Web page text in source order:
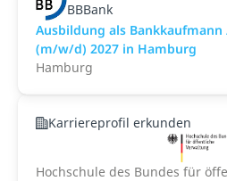
BBBank
Ausbildung als
(m/w/d) 2027 in Hamburg
Hamburg
Karriereprofil erkunden
Hochschule des Bundes für